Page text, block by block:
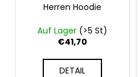
Herren Hoodie
Auf Lager (>5 St)
€41,70
DETAIL